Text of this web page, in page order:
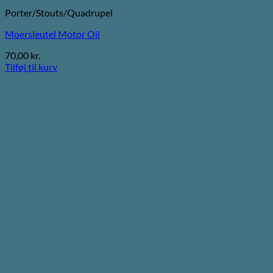
Porter/Stouts/Quadrupel
Moersleutel Motor Oil
70,00 kr.
Tilføj til kurv